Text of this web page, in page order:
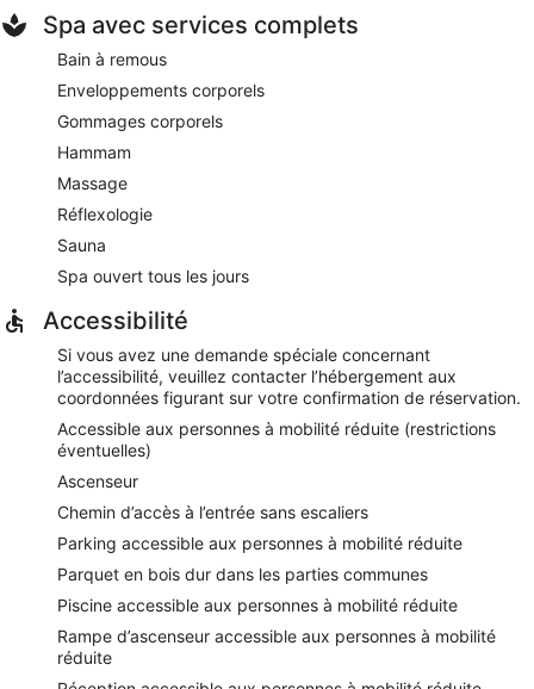
Spa avec services complets
Bain à remous
Enveloppements corporels
Gommages corporels
Hammam
Massage
Réflexologie
Sauna
Spa ouvert tous les jours
Accessibilité
Si vous avez une demande spéciale concernant
l’accessibilité, veuillez contacter l’hébergement aux
coordonnées figurant sur votre confirmation de réservation.
Accessible aux personnes à mobilité réduite (restrictions
éventuelles)
Ascenseur
Chemin d’accès à l’entrée sans escaliers
Parking accessible aux personnes à mobilité réduite
Parquet en bois dur dans les parties communes
Piscine accessible aux personnes à mobilité réduite
Rampe d’ascenseur accessible aux personnes à mobilité
réduite